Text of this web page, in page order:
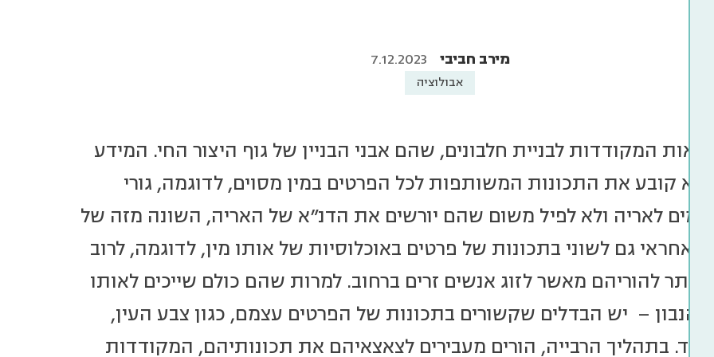
מירב חביבי 7.12.2023
אבולוציה
המקודדות לבניית חלבונים, שהם אבני הבניין של גוף היצור החי. המידע
קובע את התכונות המשותפות לכל הפרטים במין מסוים, לדוגמה, גורי
דומים לאריה ולא לפיל משום שהם יורשים את הדנ"א של האריה, השונה מזה של
אחראי גם לשוני בתכונות של פרטים באוכלוסיות של אותו מין, לדוגמה, לרוב
יותר להוריהם מאשר לזוג אנשים זרים ברחוב. למרות שהם כולם שייכים לאותו
הנבון – יש הבדלים שקשורים בתכונות של הפרטים עצמם, כגון צבע העין,
בתהליך הרבייה, הורים מעבירים לצאצאיהם את תכונותיהם, המקודדות